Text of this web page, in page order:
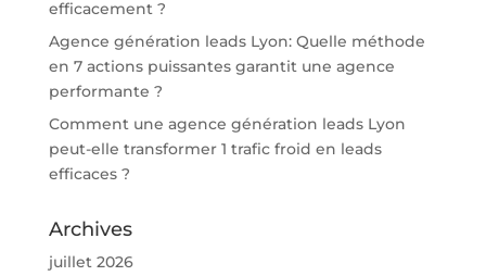
efficacement ?
Agence génération leads Lyon: Quelle méthode
en 7 actions puissantes garantit une agence
performante ?
Comment une agence génération leads Lyon
peut-elle transformer 1 trafic froid en leads
efficaces ?
Archives
juillet 2026